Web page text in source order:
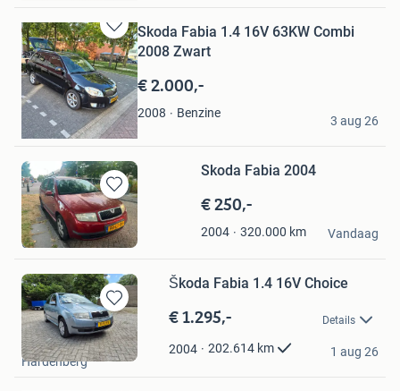
Bewaren
in
Mijn
Favorieten
Skoda Fabia 1.4 16V 63KW Combi
2008 Zwart
€ 2.000,-
2008 Benzine
stepan
Almere
3 aug 26
Bewaren
in
Mijn
Favorieten
Skoda Fabia 2004
€ 250,-
2004 320.000 km
Niels
Castricum
Vandaag
Bewaren
in
Mijn
Favorieten
Škoda Fabia 1.4 16V Choice
€ 1.295,- Details
2004 202.614 km
Dunnewind
Hardenberg
1 aug 26